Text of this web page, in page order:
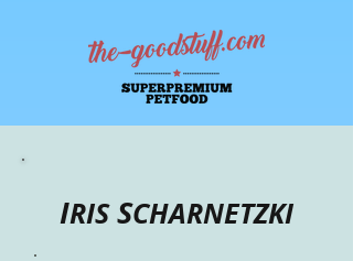
IRISSCHARNETZKI